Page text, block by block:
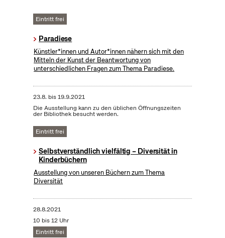
Eintritt frei
Paradiese
Künstler*innen und Autor*innen nähern sich mit den
Mitteln der Kunst der Beantwortung von
unterschiedlichen Fragen zum Thema Paradiese.
23.8. bis19.9.2021
Die Ausstellung kann zu den üblichen Öffnungszeiten
der Bibliothek besucht werden.
Eintritt frei
Selbstverständlich vielfältig – Diversität in
Kinderbüchern
Ausstellung von unseren Büchern zum Thema
Diversität
28.8.2021
10 bis 12 Uhr
Eintritt frei